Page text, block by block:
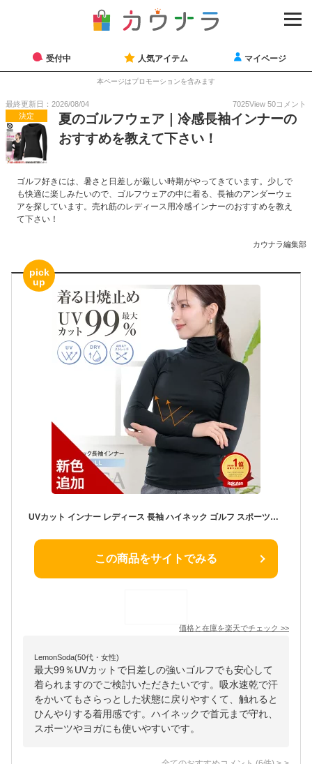
受付中 人気アイテム マイページ
本ページはプロモーションを含みます
最終更新日：2026/08/04 7025View 50コメント
決定
夏のゴルフウェア｜冷感長袖インナーの
おすすめを教えて下さい！
ゴルフ好きには、暑さと日差しが厳しい時期がやってきています。少しで
も快適に楽しみたいので、ゴルフウェアの中に着る、長袖のアンダーウェ
アを探しています。売れ筋のレディース用冷感インナーのおすすめを教え
て下さい！
カウナラ編集部
pick
up
UVカット インナー レディース 長袖 ハイネック ゴルフ スポーツウェア 指穴なし ヨガ 吸水速乾 最大99%紫外線カット 着る日焼け止め S M L LL YOGA by glamore ヨガ バイ グラモア FT0270 返品交換可
この商品をサイトでみる
価格と在庫を楽天でチェック >>
LemonSoda(50代・女性)
最大99％UVカットで日差しの強いゴルフでも安心して
着られますのでご検討いただきたいです。吸水速乾で汗
をかいてもさらっとした状態に戻りやすくて、触れると
ひんやりする着用感です。ハイネックで首元まで守れ、
スポーツやヨガにも使いやすいです。